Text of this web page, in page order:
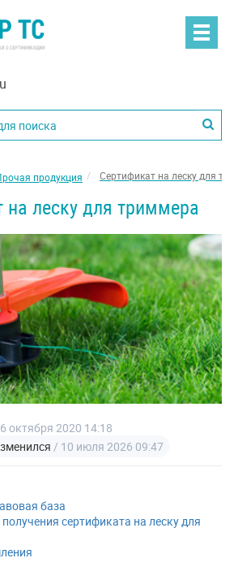
продукция Сертификат на леску для
на леску для триммера
октября 2020 14:18
/ 10 июля 2026 09:47
база
сертификата на леску для